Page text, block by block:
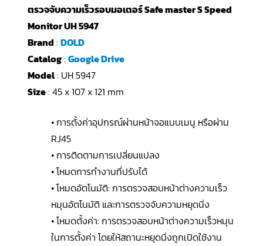
ตรวจจับความเร็วรอบมอเตอร์ Safe master S Speed
Monitor UH 5947
Brand : DOLD
Catalog: Google Drive
Model: UH 5947
Size: 45 x 107 x 121 mm
• การตั้งค่าอุปกรณ์ผ่านหน้าจอแบบเมนู หรือผ่าน
RJ45
• การติดตามการเปลี่ยนแปลง
• โหมดการทำงานที่ปรับได้
• โหมดอัตโนมัติ: การตรวจสอบหน้าต่างความเร็ว
หมุนอัตโนมัติ และการตรวจจับความหยุดนิ่ง
• โหมดตั้งค่า: การตรวจสอบหน้าต่างความเร็วหมุน
ในการตั้งค่า โดยให้สถานะหยุดนิ่งถูกเปิดใช้งาน